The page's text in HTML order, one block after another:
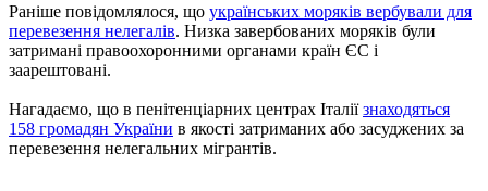
Раніше повідомлялося, що українських моряків вербували для
перевезення нелегалів. Низка завербованих моряків були
затримані правоохоронними органами країн ЄС і
заарештовані.
Нагадаємо, що в пенітенціарних центрах Італіїзнаходяться
158 громадян України в якості затриманих або засуджених за
перевезення нелегальних мігрантів.